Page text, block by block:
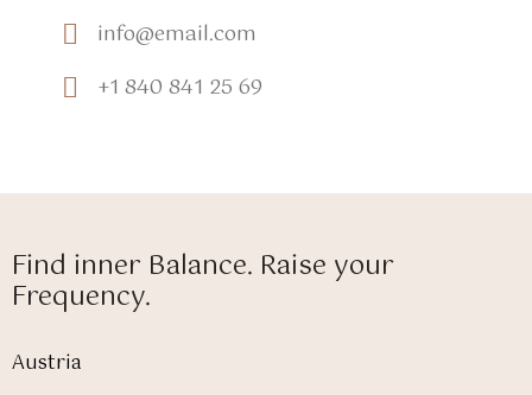
info@email.com
+1 840 841 25 69
Find inner Balance. Raise your
Frequency.
Austria